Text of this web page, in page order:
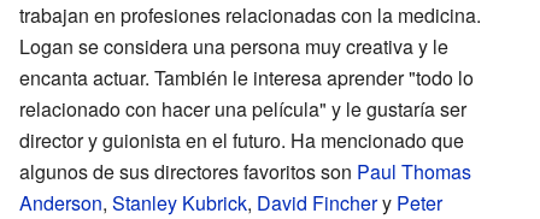
trabajan en profesiones relacionadas con la medicina.
Logan se considera una persona muy creativa y le
encanta actuar. También le interesa aprender "todo lo
relacionado con hacer una película" y le gustaría ser
director y guionista en el futuro. Ha mencionado que
algunos de sus directores favoritos son Paul Thomas
Anderson, Stanley Kubrick, David Finchery Peter